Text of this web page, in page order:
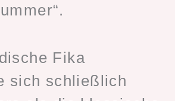
Fika
sich schließlich